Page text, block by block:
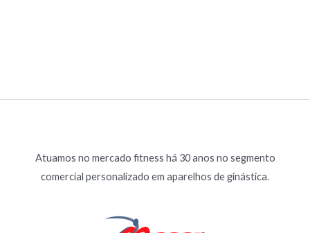
Atuamos no mercado fitness há 30 anos no segmento
comercial personalizado em aparelhos de ginástica.